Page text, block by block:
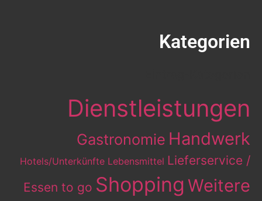
Kategorien
Dienstleistungen
Gastronomie Handwerk
Hotels/Unterkünfte Lebensmittel Lieferservice /
Essen to go Shopping Weitere